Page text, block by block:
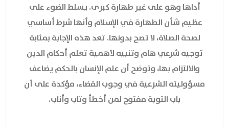
أداها وهو على غير طهارة كبرى. يسلط الضوء على
عظيم شأن الطهارة في الإسلام وأنها شرط أساسي
لصحة الصلاة، لا تصح بدونها. تعد هذه الإجابة بمثابة
توجيه شرعي هام وتنبيه لأهمية تعلم أحكام الدين
والالتزام بها، وتوضح أن علم الإنسان بالحكم يضاعف
مسؤوليته الشرعية في وجوب القضاء، مؤكدة على أن
باب التوبة مفتوح لمن أخطأ وتاب وأناب.